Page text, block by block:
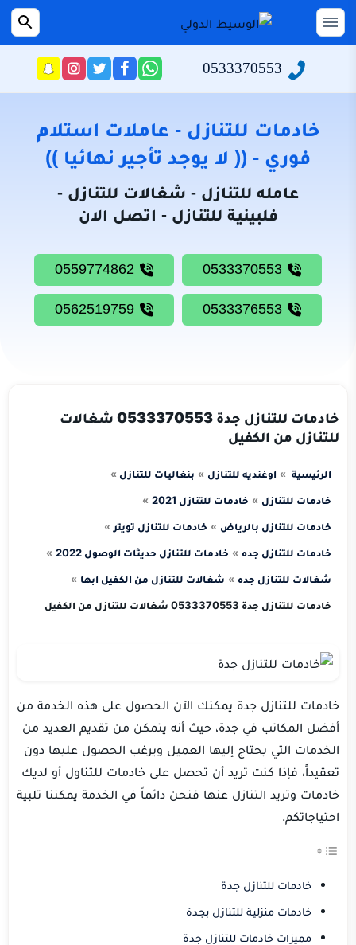
التجاوز
إلى
القائمة
الرئيسية
سياسة
الخصوصية
نحن
للتنازل
شغالات
للتنازل
بحث
0533370553
راسلنا
عبر
تابعنا
على
فيسبوك
تابعنا
على
تويتر
تابعنا
على
انستجرام
خادمات للتنازل - عاملات استلام
فوري - (( لا يوجد تأجير نهائيا ))
عامله للتنازل - شغالات للتنازل -
فلبينية للتنازل - اتصل الان
خادمات للتنازل جدة 0533370553 شغالات
للتنازل من الكفيل
الرئيسية اوغنديه للتنازل بنغاليات للتنازل
خادمات للتنازل خادمات للتنازل 2021
خادمات للتنازل بالرياض خادمات للتنازل تويتر
خادمات للتنازل جده خادمات للتنازل حديثات الوصول 2022
شغالات للتنازل جده شغالات للتنازل من الكفيل ابها
خادمات للتنازل جدة 0533370553 شغالات للتنازل من الكفيل
خادمات للتنازل جدة يمكنك الآن الحصول على هذه الخدمة من
أفضل المكاتب في جدة، حيث أنه يتمكن من تقديم العديد من
الخدمات التي يحتاج إليها العميل ويرغب الحصول عليها دون
تعقيداً، فإذا كنت تريد أن تحصل على خادمات للتناول أو لديك
خادمات وتريد التنازل عنها فنحن دائماً في الخدمة يمكننا تلبية
احتياجاتكم.
خادمات للتنازل جدة
خادمات منزلية للتنازل بجدة
مميزات خادمات للتنازل جدة